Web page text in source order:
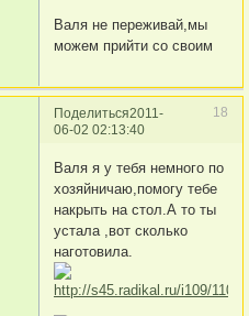
Валя не переживай,мы
можем прийти со своим
Поделиться 18
2011-
06-02 02:13:40
Валя я у тебя немного по
хозяйничаю,помогу тебе
накрыть на стол.А то ты
устала ,вот сколько
наготовила.